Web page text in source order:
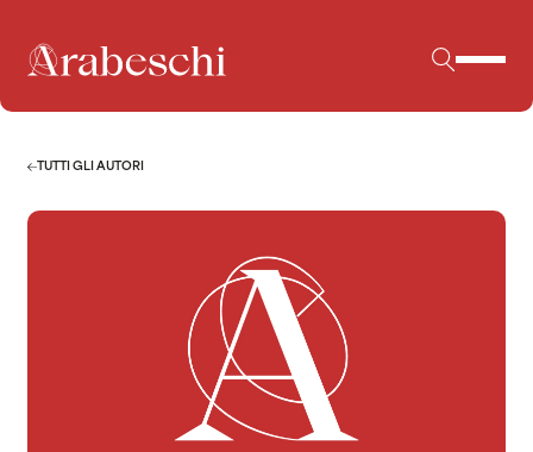
TUTTI GLI AUTORI